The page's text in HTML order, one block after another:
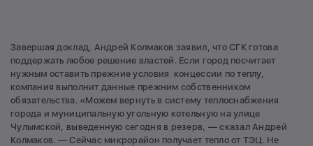
Завершая доклад, Андрей Колмаков заявил, что СГК готова
поддержать любое решение властей. Если город посчитает
нужным оставить прежние условия концессии по теплу,
компания выполнит данные прежним собственником
обязательства. «Можем вернуть в систему теплоснабжения
города и муниципальную угольную котельную на улице
Чулымской, выведенную сегодня в резерв, — сказал Андрей
Колмаков. — Сейчас микрорайон получает тепло от ТЭЦ. Не